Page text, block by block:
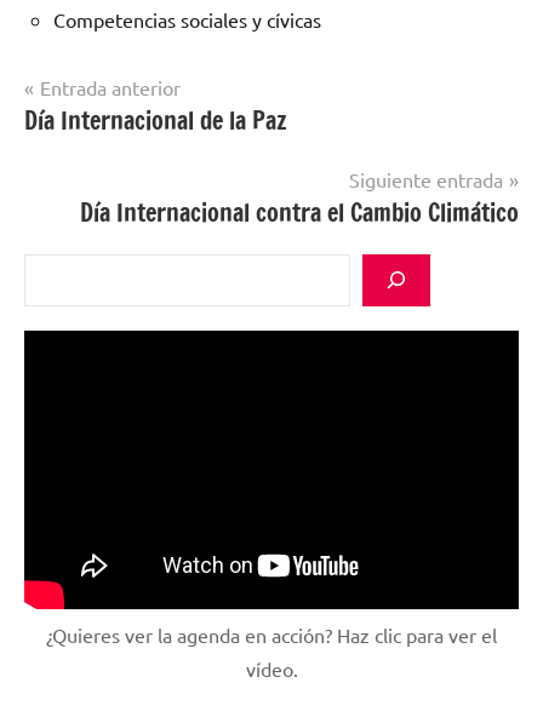
Competencias sociales y cívicas
Sin
Navegación
de
Entrada anterior
Día Internacional de la Paz
Siguiente entrada
Día Internacional contra el Cambio Climático
¿Quieres ver la agenda en acción? Haz clic para ver el
vídeo.